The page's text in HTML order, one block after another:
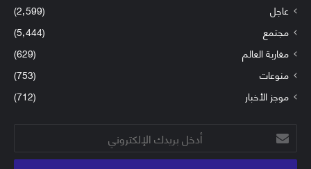
عاجل
(2٬599)
مجتمع
(5٬444)
مغاربة العالم
(629)
منوعات
(753)
موجز الأخبار
(712)
أدخل
بريدك
الإلكتروني